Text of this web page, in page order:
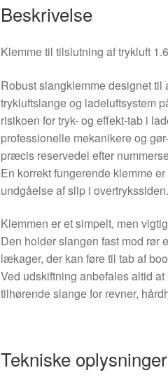
Beskrivelse
Klemme til tilslutning af trykluft
Robust slangklemme designet til
trykluftslange og ladeluftsystem
risikoen for tryk- og effekt-tab i
professionelle mekanikere og
præcis reservedel efter
En korrekt fungerende klemme
undgåelse af slip i overtrykssiden.
Klemmen er et simpelt, men
Den holder slangen fast mod rør
lækager, der kan føre til tab af
Ved udskiftning anbefales altid
tilhørende slange for revner,
Tekniske oplysninger